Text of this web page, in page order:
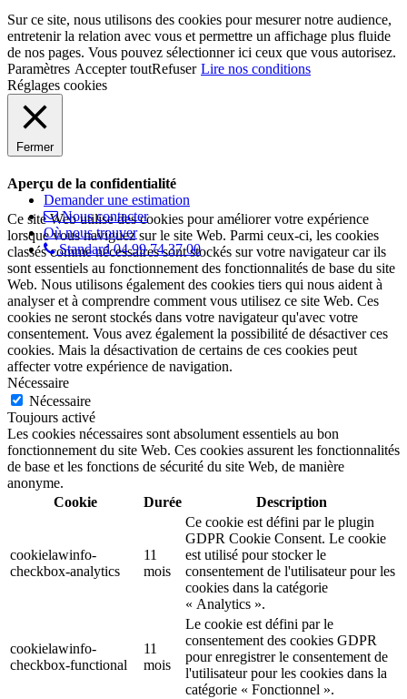
Sur ce site, nous utilisons des cookies pour mesurer notre audience,
entretenir la relation avec vous et permettre un affichage plus fluide
de nos pages. Vous pouvez sélectionner ici ceux que vous autorisez.
Paramètres Accepter toutRefuser Lire nos conditions
Réglages cookies
Fermer
Aperçu de la confidentialité
Ce site Web utilise des cookies pour améliorer votre expérience
lorsque vous naviguez sur le site Web. Parmi ceux-ci, les cookies
classés comme nécessaires sont stockés sur votre navigateur car ils
sont essentiels au fonctionnement des fonctionnalités de base du site
Web. Nous utilisons également des cookies tiers qui nous aident à
analyser et à comprendre comment vous utilisez ce site Web. Ces
cookies ne seront stockés dans votre navigateur qu'avec votre
consentement. Vous avez également la possibilité de désactiver ces
cookies. Mais la désactivation de certains de ces cookies peut
affecter votre expérience de navigation.
Nécessaire
Nécessaire
Toujours activé
Les cookies nécessaires sont absolument essentiels au bon
fonctionnement du site Web. Ces cookies assurent les fonctionnalités
de base et les fonctions de sécurité du site Web, de manière
anonyme.
Cookie
Durée Description
cookielawinfo-
checkbox-analytics
11
mois
Ce cookie est défini par le plugin
GDPR Cookie Consent. Le cookie
est utilisé pour stocker le
consentement de l'utilisateur pour les
cookies dans la catégorie
« Analytics ».
cookielawinfo-
checkbox-functional
11
mois
Le cookie est défini par le
consentement des cookies GDPR
pour enregistrer le consentement de
l'utilisateur pour les cookies dans la
catégorie « Fonctionnel ».
Demander une estimation
Nous contacter
Où nous trouver
Standard 04 99 74 37 00